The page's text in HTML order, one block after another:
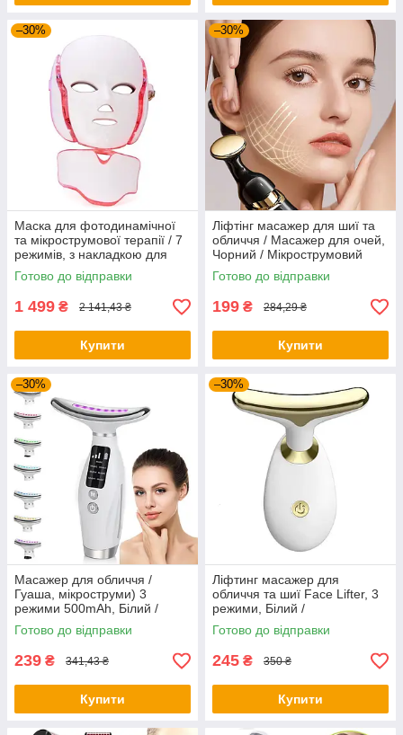
–30%
Маска для фотодинамічної
та мікрострумової терапії / 7
режимів, з накладкою для
шиї, Білий / Світлодіодна
LED-маска для обличчя
Готово до відправки
1 499 ₴ 2 141,43 ₴
Купити
–30%
Ліфтінг масажер для шиї та
обличчя / Масажер для очей,
Чорний / Мікрострумовий
масажер для обличчя + 3
насадки
Готово до відправки
199 ₴ 284,29 ₴
Купити
–30%
Масажер для обличчя /
Гуаша, мікроструми) 3
режими 500mAh, Білий /
Ліфтинг-масажер для
обличчя та шиї (ліфтінг
Готово до відправки
239 ₴ 341,43 ₴
Купити
–30%
Ліфтинг масажер для
обличчя та шиї Face Lifter, 3
режими, Білий /
Мікрострумовий масажер для
обличчя від батарейок
Готово до відправки
245 ₴ 350 ₴
Купити